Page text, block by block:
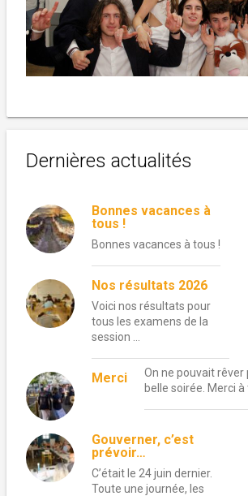
Dernières actualités
Bonnes vacances à
tous !
Bonnes vacances à tous !
Nos résultats 2026
Voici nos résultats pour
tous les examens de la
session …
Merci
On ne pouvait rêver
belle soirée. Merci à
Gouverner, c’est
prévoir…
C’était le 24 juin dernier.
Toute une journée, les